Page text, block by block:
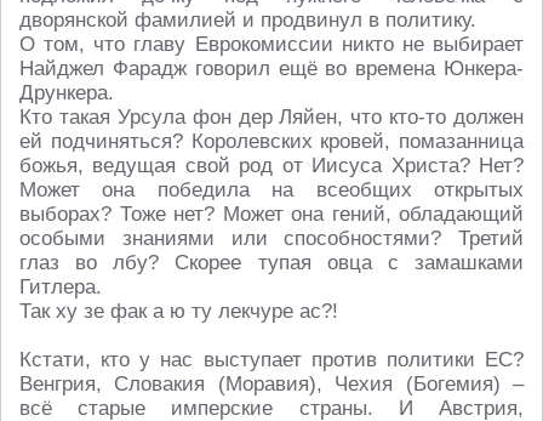
дворянской фамилией и продвинул в политику.
О том, что главу Еврокомиссии никто не выбирает
Найджел Фарадж говорил ещё во времена Юнкера-
Дрункера.
Кто такая Урсула фон дер Ляйен, что кто-то должен
ей подчиняться? Королевских кровей, помазанница
божья, ведущая свой род от Иисуса Христа? Нет?
Может она победила на всеобщих открытых
выборах? Тоже нет? Может она гений, обладающий
особыми знаниями или способностями? Третий
глаз во лбу? Скорее тупая овца с замашками
Гитлера.
Так ху зе фак а ю ту лекчуре ас?!
Кстати, кто у нас выступает против политики ЕС?
Венгрия, Словакия (Моравия), Чехия (Богемия) –
всё старые имперские страны. И Австрия,